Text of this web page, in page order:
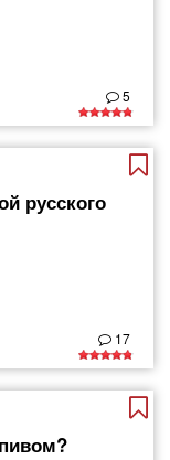
5
русского
17